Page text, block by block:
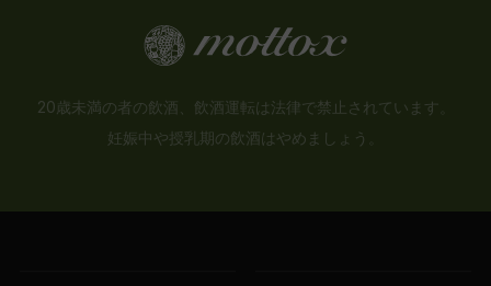
20歳未満の者の飲酒、飲酒運転は法律で禁止されています。
妊娠中や授乳期の飲酒はやめましょう。